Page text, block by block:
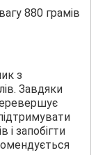
880 грамів
з
Завдяки
і запобігти